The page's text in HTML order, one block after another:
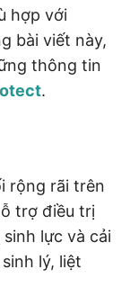
hợp với
bài viết này,
thông tin
.
rộng rãi trên
trợ điều trị
lực và cải
lý, liệt